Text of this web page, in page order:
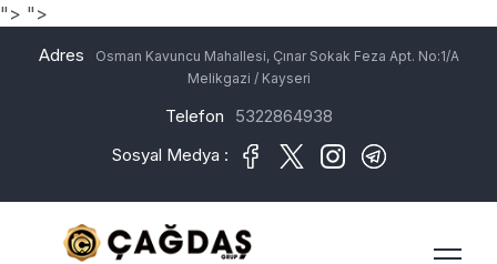
"> ">
Adres
Osman Kavuncu Mahallesi, Çınar Sokak Feza Apt. No:1/A
Melikgazi / Kayseri
Telefon
5322864938
Sosyal Medya :